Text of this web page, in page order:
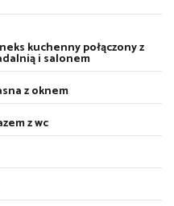
kuchenny połączony z
i salonem
z oknem
z wc